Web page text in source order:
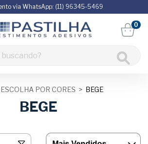
via WhatsApp: (11) 96345-5469
0
ESCOLHA POR CORES > BEGE
BEGE